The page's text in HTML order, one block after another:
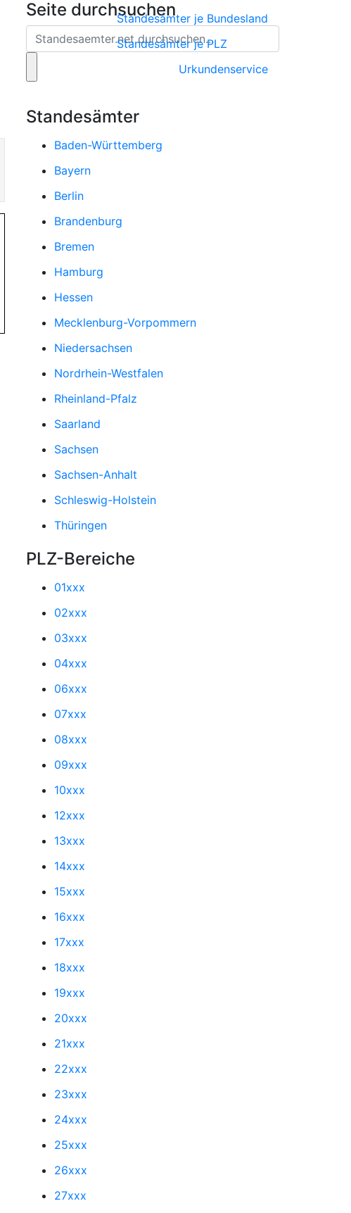
Standesämter je Bundesland
Standesämter je PLZ
Urkundenservice
Seite durchsuchen
Standesämter
Baden-Württemberg
Bayern
Berlin
Brandenburg
Bremen
Hamburg
Hessen
Mecklenburg-Vorpommern
Niedersachsen
Nordrhein-Westfalen
Rheinland-Pfalz
Saarland
Sachsen
Sachsen-Anhalt
Schleswig-Holstein
Thüringen
PLZ-Bereiche
01xxx
02xxx
03xxx
04xxx
06xxx
07xxx
08xxx
09xxx
10xxx
12xxx
13xxx
14xxx
15xxx
16xxx
17xxx
18xxx
19xxx
20xxx
21xxx
22xxx
23xxx
24xxx
25xxx
26xxx
27xxx